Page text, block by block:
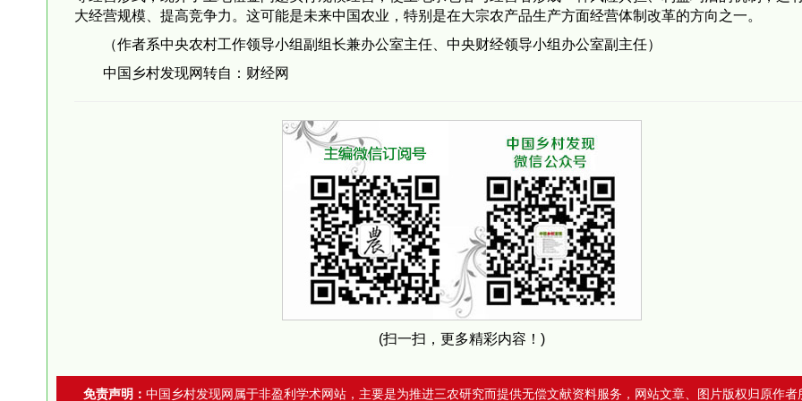
大经营规模、提高竞争力。这可能是未来中国农业，特别是在大宗农产品生产方面经营体制改革的方向之一。
（作者系中央农村工作领导小组副组长兼办公室主任、中央财经领导小组办公室副主任）
中国乡村发现网转自：财经网
(扫一扫，更多精彩内容！)
免责声明： 中国乡村发现网属于非盈利学术网站，主要是为推进三农研究而提供无偿文献资料服务，网站文章、图片版权归原作者